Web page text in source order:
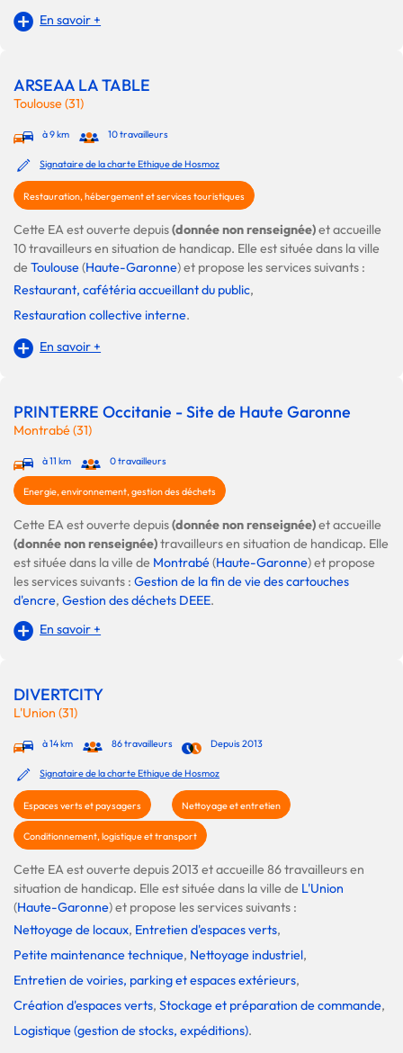
En savoir +
ARSEAA LA TABLE
Toulouse (31)
à 9 km 10 travailleurs
Signataire de la charte Ethique de Hosmoz
Restauration, hébergement et services touristiques
Cette EA est ouverte depuis(donnée non renseignée)et accueille
10 travailleurs en situation de handicap. Elle est située dans la ville
deToulouse(Haute-Garonne) et propose les services suivants :
Restaurant, cafétéria accueillant du public,
Restauration collective interne.
En savoir +
PRINTERRE Occitanie - Site de Haute Garonne
Montrabé (31)
à 11 km 0 travailleurs
Energie, environnement, gestion des déchets
Cette EA est ouverte depuis(donnée non renseignée)et accueille
(donnée non renseignée)travailleurs en situation de handicap. Elle
est située dans la ville de Montrabé(Haute-Garonne) et propose
les services suivants : Gestion de la fin de vie des cartouches
d'encre, Gestion des déchets DEEE.
En savoir +
DIVERTCITY
L'Union (31)
à 14 km 86 travailleurs Depuis 2013
Signataire de la charte Ethique de Hosmoz
Espaces verts et paysagers Nettoyage et entretien
Conditionnement, logistique et transport
Cette EA est ouverte depuis 2013 et accueille 86 travailleurs en
situation de handicap. Elle est située dans la ville de L'Union
(Haute-Garonne) et propose les services suivants :
Nettoyage de locaux, Entretien d'espaces verts,
Petite maintenance technique, Nettoyage industriel,
Entretien de voiries, parking et espaces extérieurs,
Création d'espaces verts, Stockage et préparation de commande,
Logistique (gestion de stocks, expéditions).